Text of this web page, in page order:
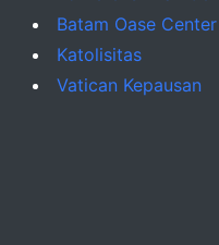
Batam Oase Center
Katolisitas
Vatican Kepausan